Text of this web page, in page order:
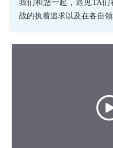
我们和您一起，遇见TA
战的执着追求以及在各自领